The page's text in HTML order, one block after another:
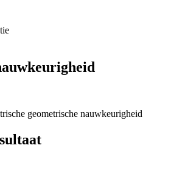
geometrische nauwkeurigheid